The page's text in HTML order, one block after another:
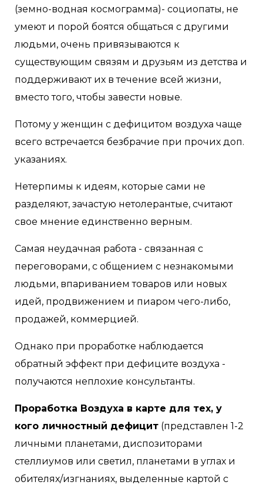
(земно-водная космограмма)- социопаты, не
умеют и порой боятся общаться с другими
людьми, очень привязываются к
существующим связям и друзьям из детства и
поддерживают их в течение всей жизни,
вместо того, чтобы завести новые.
Потому у женщин с дефицитом воздуха чаще
всего встречается безбрачие при прочих доп.
указаниях.
Нетерпимы к идеям, которые сами не
разделяют, зачастую нетолерантые, считают
свое мнение единственно верным.
Самая неудачная работа - связанная с
переговорами, с общением с незнакомыми
людьми, впариванием товаров или новых
идей, продвижением и пиаром чего-либо,
продажей, коммерцией.
Однако при проработке наблюдается
обратный эффект при дефиците воздуха -
получаются неплохие консультанты.
Проработка Воздуха в карте для тех, у
кого личностный дефицит (представлен 1-2
личными планетами, диспозиторами
стеллиумов или светил, планетами в углах и
обителях/изгнаниях, выделенные картой с